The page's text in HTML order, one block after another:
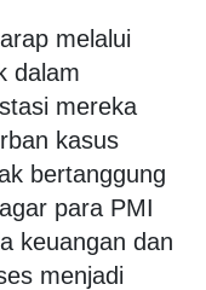
melalui
dalam
mereka
kasus
bertanggung
para PMI
keuangan dan
menjadi